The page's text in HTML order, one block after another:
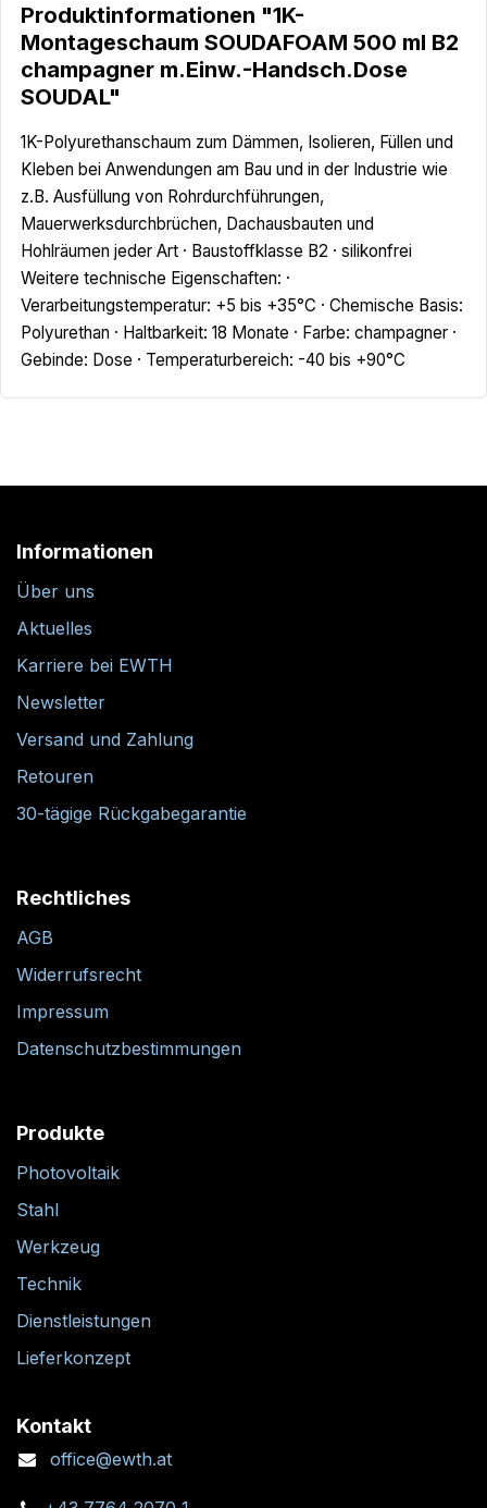
Produktinformationen "1K-
Montageschaum SOUDAFOAM 500 ml B2
champagner m.Einw.-Handsch.Dose
SOUDAL"
1K-Polyurethanschaum zum Dämmen, Isolieren, Füllen und
Kleben bei Anwendungen am Bau und in der Industrie wie
z.B. Ausfüllung von Rohrdurchführungen,
Mauerwerksdurchbrüchen, Dachausbauten und
Hohlräumen jeder Art · Baustoffklasse B2 · silikonfrei
Weitere technische Eigenschaften: ·
Verarbeitungstemperatur: +5 bis +35°C · Chemische Basis:
Polyurethan · Haltbarkeit: 18 Monate · Farbe: champagner ·
Gebinde: Dose · Temperaturbereich: -40 bis +90°C
Informationen
Über uns
Aktuelles
Karriere bei EWTH
Newsletter
Versand und Zahlung
Retouren
30-tägige Rückgabegarantie
Rechtliches
AGB
Widerrufsrecht
Impressum
Datenschutzbestimmungen
Produkte
Photovoltaik
Stahl
Werkzeug
Technik
Dienstleistungen
Lieferkonzept
Kontakt
office@ewth.at